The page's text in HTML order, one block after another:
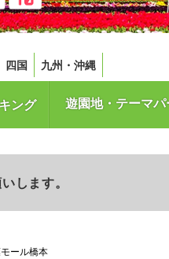
四国 九州・沖縄
ング 遊園地・テーマパ
します。
ール橋本